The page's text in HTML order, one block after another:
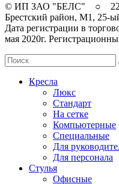
© ИП ЗАО "БЕЛС" ○
Брестский район, M1,
Дата регистрации в
мая 2020г.
Кресла
Люкс
Стандарт
На сетке
Компьютерные
Специальные
Для
Для персонала
Стулья
Офисные